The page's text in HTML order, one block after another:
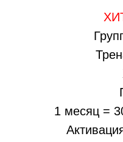
1 месяц =
Выходные дни: